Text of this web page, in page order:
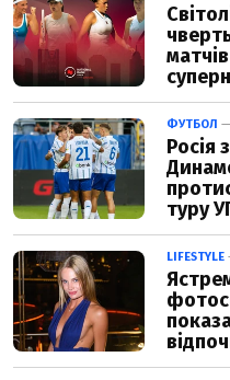
ФУТБОЛ
Росія
туру
LIFESTYLE